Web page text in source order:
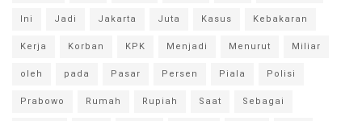
Ini
Jadi Jakarta Juta Kasus
Kebakaran
Kerja
Korban KPK Menjadi Menurut
Miliar
oleh
pada Pasar Persen Piala
Polisi
Prabowo
Rumah Rupiah Saat
Sebagai